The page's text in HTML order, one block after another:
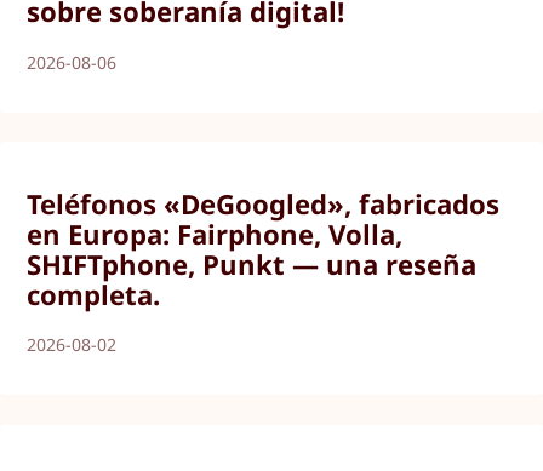
sobre soberanía digital!
2026-08-06
Teléfonos «DeGoogled», fabricados
en Europa: Fairphone, Volla,
SHIFTphone, Punkt — una reseña
completa.
2026-08-02